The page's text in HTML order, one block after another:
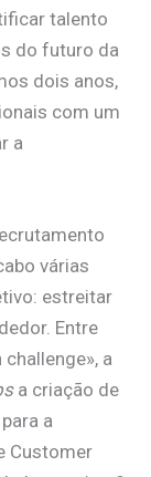
talento
do futuro da
dois anos,
com um
a
várias
estreitar
Entre
a
a criação de
a
Customer